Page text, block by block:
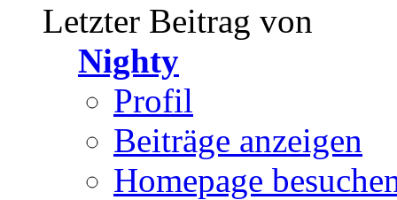
Letzter Beitrag von
Nighty
Profil
Beiträge anzeigen
Homepage